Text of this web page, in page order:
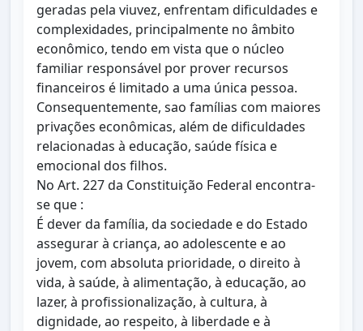
geradas pela viuvez, enfrentam dificuldades e
complexidades, principalmente no âmbito
econômico, tendo em vista que o núcleo
familiar responsável por prover recursos
financeiros é limitado a uma única pessoa.
Consequentemente, sao famílias com maiores
privações econômicas, além de dificuldades
relacionadas à educação, saúde física e
emocional dos filhos.
No Art. 227 da Constituição Federal encontra-
se que :
É dever da família, da sociedade e do Estado
assegurar à criança, ao adolescente e ao
jovem, com absoluta prioridade, o direito à
vida, à saúde, à alimentação, à educação, ao
lazer, à profissionalização, à cultura, à
dignidade, ao respeito, à liberdade e à